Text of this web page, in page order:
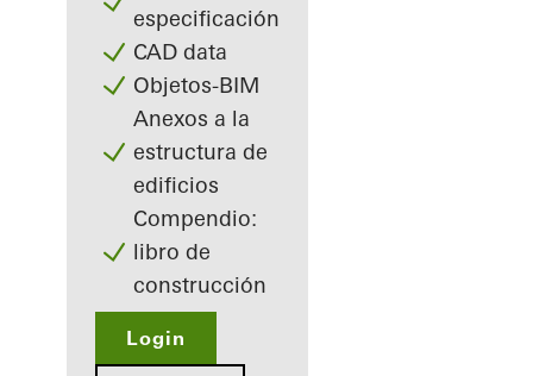
especificación
CAD data
Objetos-BIM
Anexos a la
estructura de
edificios
Compendio:
libro de
construcción
Login